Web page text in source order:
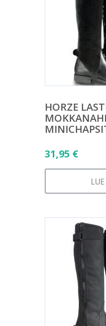
HORZE
31,95 €